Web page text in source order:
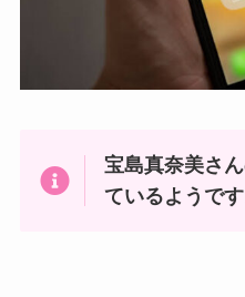
宝島真奈美さ
ているようです